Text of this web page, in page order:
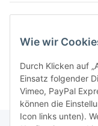
Wie wir
Durch Klicken auf
Einsatz folgender
Vimeo, PayPal
können die
Icon links unten).